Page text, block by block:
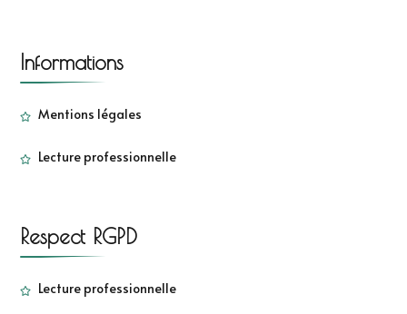
Informations
Mentions légales
Lecture professionnelle
Respect RGPD
Lecture professionnelle